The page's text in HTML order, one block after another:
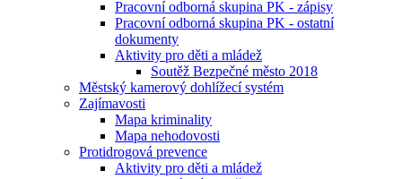
Pracovní odborná skupina PK - zápisy
Pracovní odborná skupina PK - ostatní
dokumenty
Aktivity pro děti a mládež
Soutěž Bezpečné město 2018
Městský kamerový dohlížecí systém
Zajímavosti
Mapa kriminality
Mapa nehodovosti
Protidrogová prevence
Aktivity pro děti a mládež